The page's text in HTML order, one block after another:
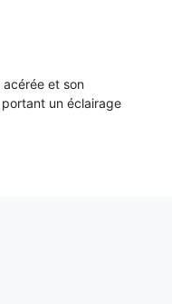
acérée et son
un éclairage